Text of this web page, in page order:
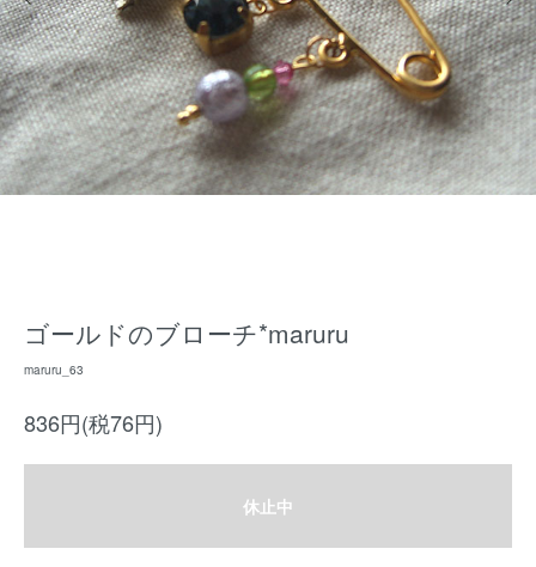
ゴールドのブローチ*maruru
maruru_63
836円(税76円)
休止中